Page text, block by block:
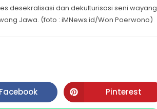
desekralisasi dan dekulturisasi seni wayang
Jawa. (foto : iMNews.id/Won Poerwono)
Opens
in
Facebook Opens
in
Pinterest